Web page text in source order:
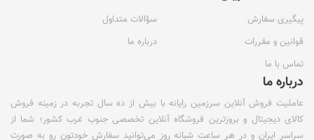
پیگیری سفارش
سؤالات متداول
قوانین و مقررات
درباره ما
تماس با ما
درباره ما
عاملیت فروش آنلاین سرزمین رایانه با بیش از ده سال تجربه در زمینه فروش
کالای دیجیتال و بروزترین فروشگاه آنلاین تخصصی جنوب غرب کشور؛ شما از
سراسر ایران و در هر ساعت شبانه روز می‌توانید سفارش خودتون رو به صورت